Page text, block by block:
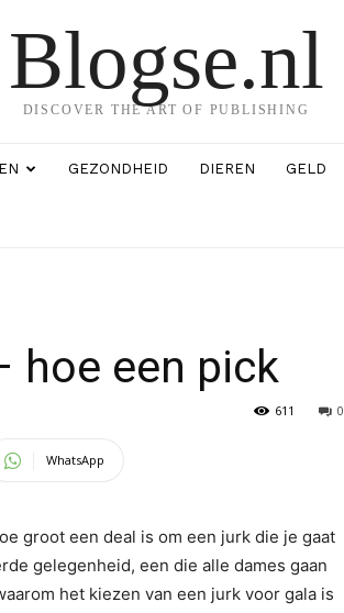
Blogse.nl
DISCOVER THE ART OF PUBLISHING
GEZONDHEID DIEREN GELD
hoe een pick
0
611
WhatsApp
groot een deal is om een jurk die je gaat
gelegenheid, een die alle dames gaan
het kiezen van een jurk voor gala is